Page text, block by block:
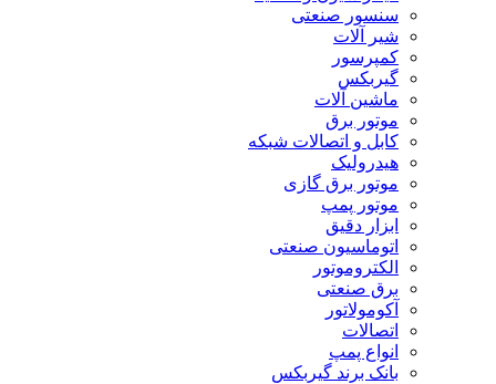
سنسور صنعتی
شیر آلات
کمپرسور
گیربکس
ماشین آلات
موتور برق
کابل و اتصالات شبکه
هیدرولیک
موتور برق گازی
موتور پمپ
ابزار دقیق
اتوماسیون صنعتی
الکتروموتور
برق صنعتی
آکومولاتور
اتصالات
انواع پمپ
بانک برند گیربکس